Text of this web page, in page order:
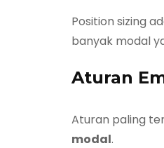
Position sizing
banyak modal
Aturan
Aturan paling
modal.